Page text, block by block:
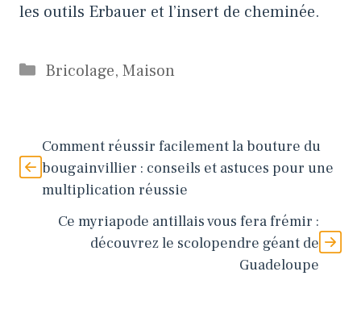
les outils Erbauer et l’insert de cheminée.
Catégories
Bricolage, Maison
Comment réussir facilement la bouture du
bougainvillier : conseils et astuces pour une
multiplication réussie
Ce myriapode antillais vous fera frémir :
découvrez le scolopendre géant de
Guadeloupe